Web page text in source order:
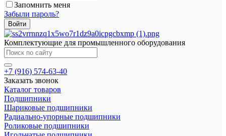
Запомнить меня
Забыли пароль?
Комплектующие для промышленного оборудования
+7 (916) 574-63-40
Заказать звонок
Каталог товаров
Подшипники
Шариковые подшипники
Радиально-упорные подшипники
Роликовые подшипники